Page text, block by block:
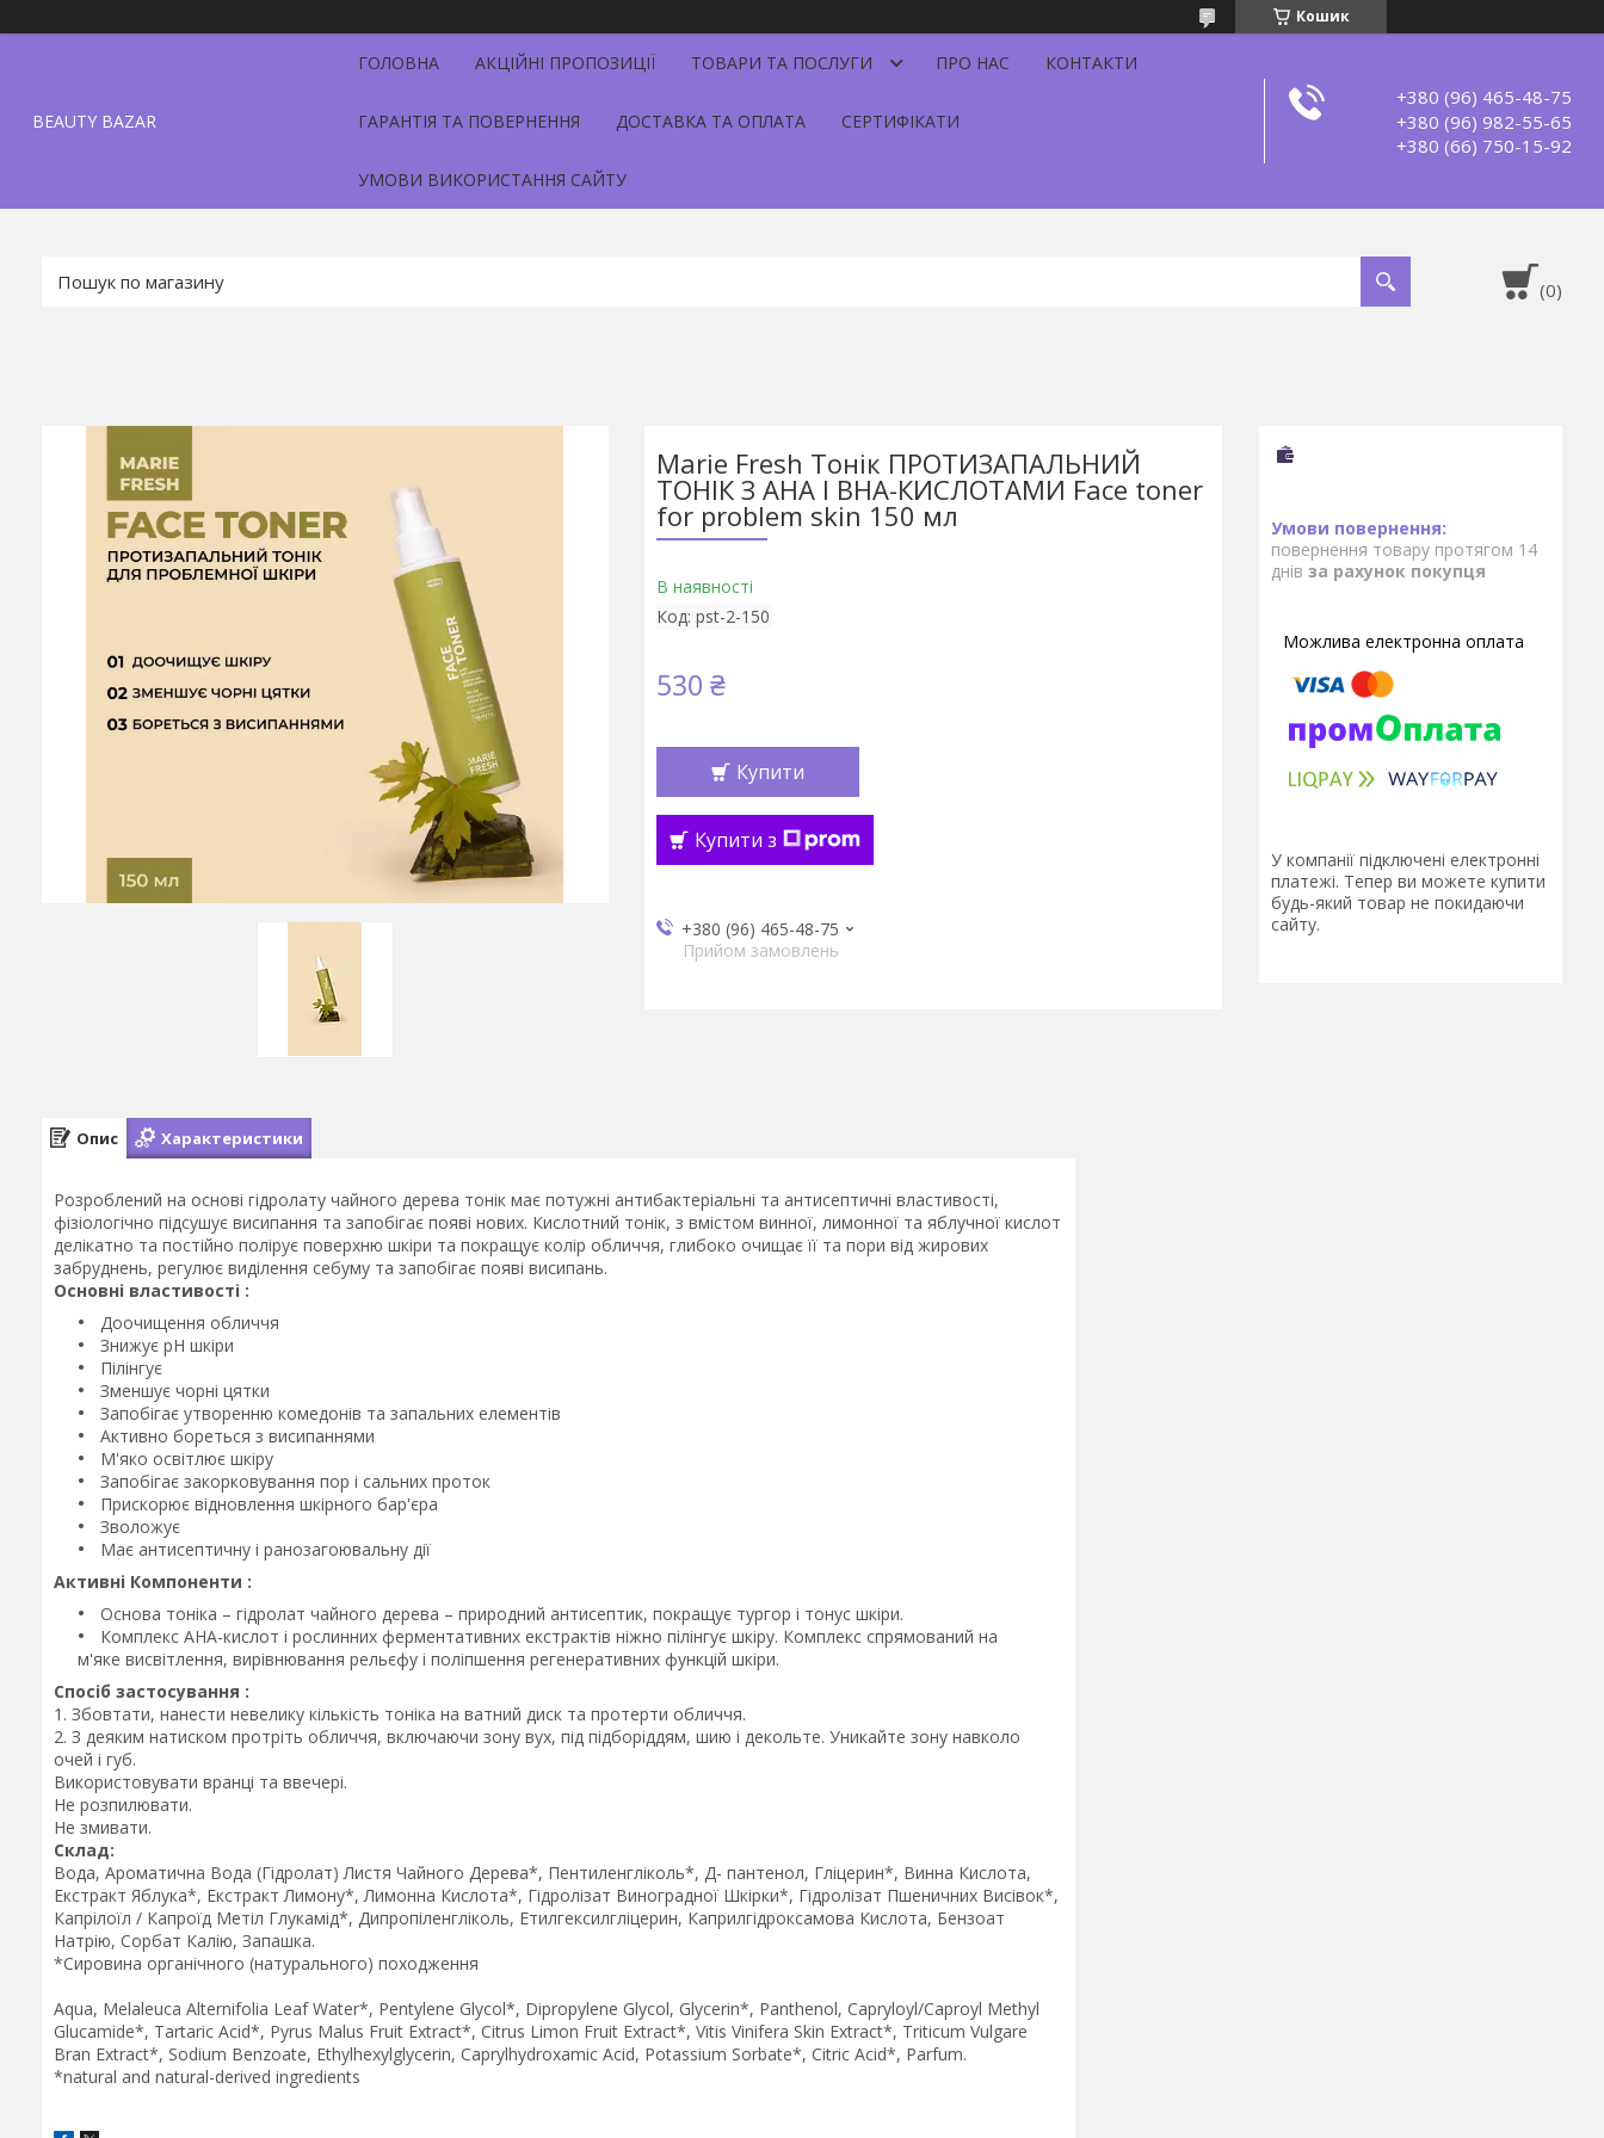
Кошик
BEAUTY BAZAR
ГОЛОВНА АКЦІЙНІ ПРОПОЗИЦІЇ ТОВАРИ ТА ПОСЛУГИ ПРО НАС КОНТАКТИ
ГАРАНТІЯ ТА ПОВЕРНЕННЯ ДОСТАВКА ТА ОПЛАТА СЕРТИФІКАТИ
УМОВИ ВИКОРИСТАННЯ САЙТУ
+380 (96) 465-48-75
+380 (96) 982-55-65
+380 (66) 750-15-92
Marie Fresh Тонік ПРОТИЗАПАЛЬНИЙ
ТОНІК З АНА І ВНА-КИСЛОТАМИ Face toner
for problem skin 150 мл
В наявності
Код: pst-2-150
530 ₴
Купити
Купити з
+380 (96) 465-48-75
Прийом замовлень
повернення товару протягом 14
днів за рахунок покупця
У компанії підключені електронні
платежі. Тепер ви можете купити
будь-який товар не покидаючи
сайту.
Опис Характеристики
Розроблений на основі гідролату чайного дерева тонік має потужні антибактеріальні та антисептичні властивості,
фізіологічно підсушує висипання та запобігає появі нових. Кислотний тонік, з вмістом винної, лимонної та яблучної кислот
делікатно та постійно полірує поверхню шкіри та покращує колір обличчя, глибоко очищає її та пори від жирових
забруднень, регулює виділення себуму та запобігає появі висипань.
Основні властивості :
Доочищення обличчя
Знижує pH шкіри
Пілінгує
Зменшує чорні цятки
Запобігає утворенню комедонів та запальних елементів
Активно бореться з висипаннями
М'яко освітлює шкіру
Запобігає закорковування пор і сальних проток
Прискорює відновлення шкірного бар'єра
Зволожує
Має антисептичну і ранозагоювальну дії
Активні Компоненти :
Основа тоніка – гідролат чайного дерева – природний антисептик, покращує тургор і тонус шкіри.
Комплекс AHA-кислот і рослинних ферментативних екстрактів ніжно пілінгує шкіру. Комплекс спрямований на
м'яке висвітлення, вирівнювання рельєфу і поліпшення регенеративних функцій шкіри.
Спосіб застосування :
1. Збовтати, нанести невелику кількість тоніка на ватний диск та протерти обличчя.
2. З деяким натиском протріть обличчя, включаючи зону вух, під підборіддям, шию і декольте. Уникайте зону навколо
очей і губ.
Використовувати вранці та ввечері.
Не розпилювати.
Не змивати.
Склад:
Вода, Ароматична Вода (Гідролат) Листя Чайного Дерева*, Пентиленгліколь*, Д- пантенол, Гліцерин*, Винна Кислота,
Екстракт Яблука*, Екстракт Лимону*, Лимонна Кислота*, Гідролізат Виноградної Шкірки*, Гідролізат Пшеничних Висівок*,
Капрілоїл / Капроїд Метіл Глукамід*, Дипропіленгліколь, Етилгексилгліцерин, Каприлгідроксамова Кислота, Бензоат
Натрію, Сорбат Калію, Запашка.
*Сировина органічного (натурального) походження
Aqua, Melaleuca Alternifolia Leaf Water*, Pentylene Glycol*, Dipropylene Glycol, Glycerin*, Panthenol, Capryloyl/Caproyl Methyl
Glucamide*, Tartaric Acid*, Pyrus Malus Fruit Extract*, Citrus Limon Fruit Extract*, Vitis Vinifera Skin Extract*, Triticum Vulgare
Bran Extract*, Sodium Benzoate, Ethylhexylglycerin, Caprylhydroxamic Acid, Potassium Sorbate*, Citric Acid*, Parfum.
*natural and natural-derived ingredients